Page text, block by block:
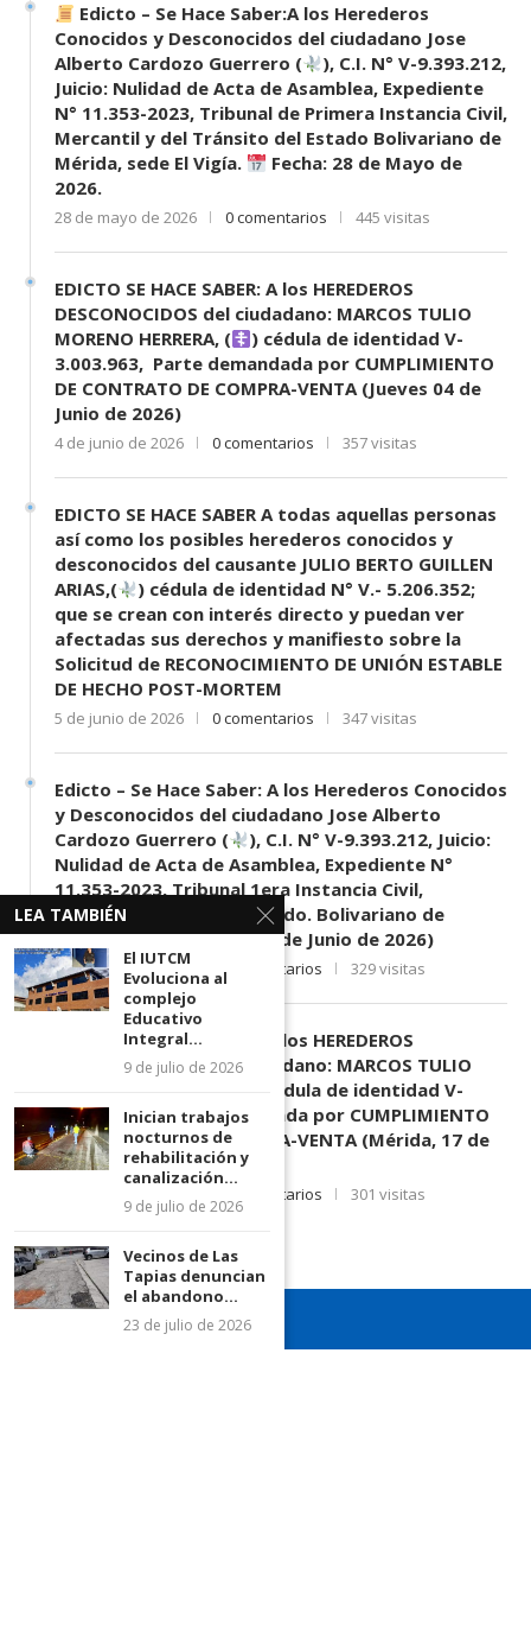
Edicto – Se Hace Saber:A los Herederos
Conocidos y Desconocidos del ciudadano Jose
Alberto Cardozo Guerrero (
), C.I. N° V-9.393.212,
Juicio: Nulidad de Acta de Asamblea, Expediente
N° 11.353-2023, Tribunal de Primera Instancia Civil,
Mercantil y del Tránsito del Estado Bolivariano de
Mérida, sede El Vigía.
Fecha: 28 de Mayo de
2026.
28 de mayo de 2026 0 comentarios 445 visitas
EDICTO SE HACE SABER: A los HEREDEROS
DESCONOCIDOS del ciudadano: MARCOS TULIO
MORENO HERRERA, (
) cédula de identidad V-
3.003.963, Parte demandada por CUMPLIMIENTO
DE CONTRATO DE COMPRA-VENTA (Jueves 04 de
Junio de 2026)
4 de junio de 2026 0 comentarios 357 visitas
EDICTO SE HACE SABER A todas aquellas personas
así como los posibles herederos conocidos y
desconocidos del causante JULIO BERTO GUILLEN
ARIAS,(
) cédula de identidad N° V.- 5.206.352;
que se crean con interés directo y puedan ver
afectadas sus derechos y manifiesto sobre la
Solicitud de RECONOCIMIENTO DE UNIÓN ESTABLE
DE HECHO POST-MORTEM
5 de junio de 2026 0 comentarios 347 visitas
Edicto – Se Hace Saber: A los Herederos Conocidos
y Desconocidos del ciudadano Jose Alberto
Cardozo Guerrero (
), C.I. N° V-9.393.212, Juicio:
Nulidad de Acta de Asamblea, Expediente N°
11.353-2023, Tribunal 1era Instancia Civil,
Mercantil y Tránsito del Edo. Bolivariano de
Mérida, sede El Vigía. (11 de Junio de 2026)
11 de junio de 2026 0 comentarios 329 visitas
EDICTO SE HACE SABER: A los HEREDEROS
DESCONOCIDOS del ciudadano: MARCOS TULIO
) cédula de identidad V-
3.003.963, Parte demandada por CUMPLIMIENTO
DE CONTRATO DE COMPRA-VENTA (Mérida, 17 de
Junio de 2026)
0 comentarios 301 visitas
LEA TAMBIÉN
El IUTCM
Evoluciona al
complejo
Educativo
Integral...
9 de julio de 2026
Inician trabajos
nocturnos de
rehabilitación y
canalización...
9 de julio de 2026
Vecinos de Las
Tapias denuncian
el abandono...
23 de julio de 2026